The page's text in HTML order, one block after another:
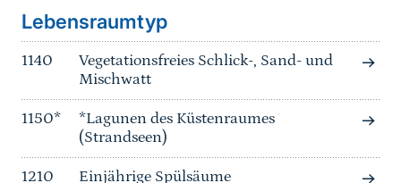
Lebensraumtyp
1140
Vegetationsfreies Schlick-, Sand- und
Mischwatt
1150*
*Lagunen des Küstenraumes
(Strandseen)
1210 Einjährige Spülsäume